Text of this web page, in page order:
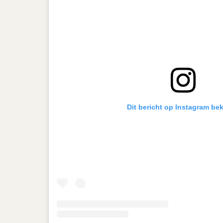
Dit bericht op Instagram